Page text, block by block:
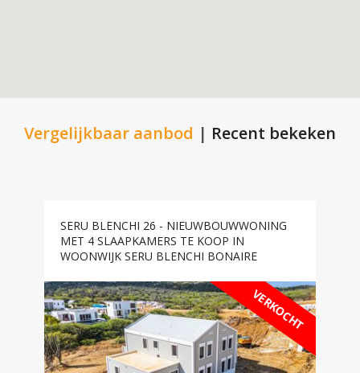
Vergelijkbaar aanbod | Recent bekeken
SERU BLENCHI 26 - NIEUWBOUWWONING
MET 4 SLAAPKAMERS TE KOOP IN
WOONWIJK SERU BLENCHI BONAIRE
VERKOCHT